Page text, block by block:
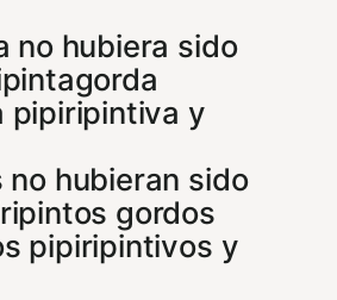
no hubiera sido
pipiripintiva y
no hubieran sido
gordos
pipiripintivos y